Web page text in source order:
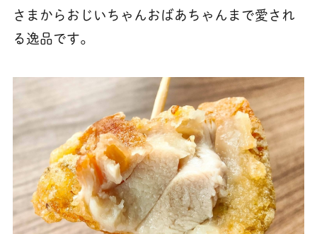
さまからおじいちゃんおばあちゃんまで愛され
る逸品です。